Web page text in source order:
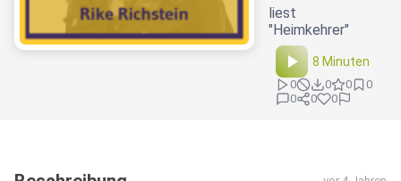
liest
"Heimkehrer"
8 Minuten
0 0 0
0
0
0 0